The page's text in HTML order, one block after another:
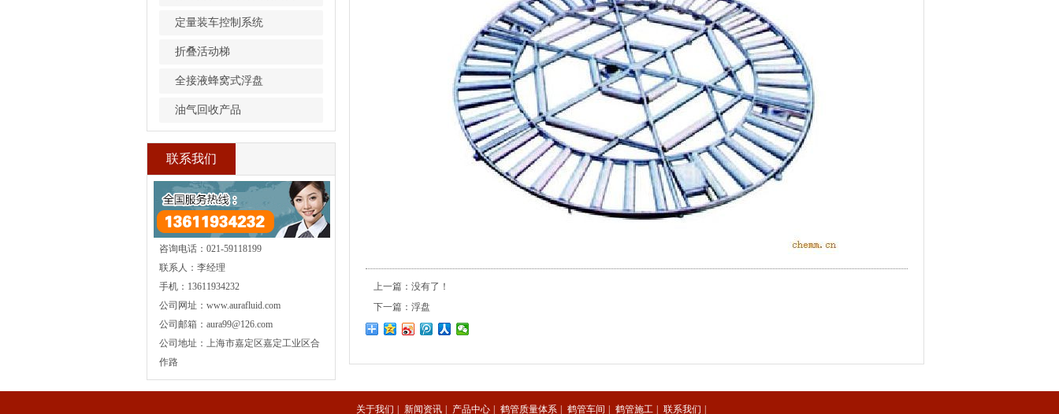
定量装车控制系统
折叠活动梯
全接液蜂窝式浮盘
油气回收产品
联系我们
咨询电话：021-59118199
联系人：李经理
手机：13611934232
公司网址：www.aurafluid.com
公司邮箱：aura99@126.com
公司地址：上海市嘉定区嘉定工业区合
作路
上一篇：没有了！
下一篇： 浮盘
关于我们 新闻资讯 产品中心 鹤管质量体系 鹤管车间 鹤管施工 联系我们